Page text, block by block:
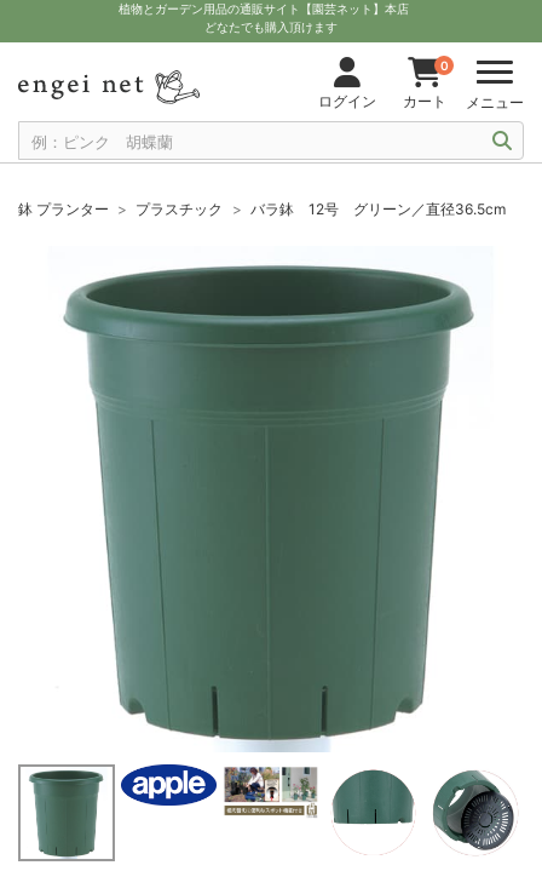
植物とガーデン用品の通販サイト【園芸ネット】本店
どなたでも購入頂けます
ログイン
0
カート メニュー
鉢 プランター プラスチック バラ鉢 12号 グリーン／直径36.5cm